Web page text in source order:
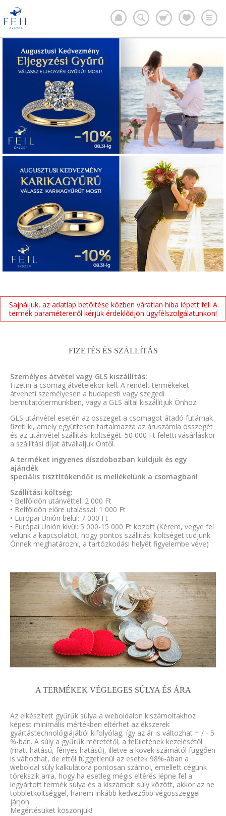
Sajnáljuk, az adatlap betöltése közben váratlan hiba lépett fel. A
termék paramétereiről kérjük érdeklődjön ügyfélszolgálatunkon!
FIZETÉS ÉS SZÁLLÍTÁS
Személyes átvétel vagy GLS kiszállítás:
Fizetni a csomag átvételekor kell. A rendelt termékeket
átveheti személyesen a budapesti vagy szegedi
bemutatótermünkben, vagy a GLS által kiszállítjuk Önhöz.
GLS utánvétel esetén az összeget a csomagot átadó futárnak
fizeti ki, amely együttesen tartalmazza az áruszámla összegét
és az utánvétel szállítási költségét. 50 000 Ft feletti vásárláskor
a szállítási díjat átvállaljuk Öntől.
A terméket ingyenes díszdobozban küldjük és egy
ajándék
speciális tisztítókendőt is mellékelünk a csomagban!
Szállítási költség:
• Belföldön utánvéttel: 2 000 Ft
• Belföldön előre utalással: 1 000 Ft
• Európai Unión belül: 7 000 Ft
• Európai Unión kívül: 5 000-15 000 Ft között (Kérem, vegye fel
velünk a kapcsolatot, hogy pontos szállítási költséget tudjunk
Önnek meghatározni, a tartózkodási helyét figyelembe véve)
A TERMÉKEK VÉGLEGES SÚLYA ÉS ÁRA
Az elkészített gyűrűk súlya a weboldalon kiszámoltakhoz
képest minimális mértékben eltérhet az ékszerek
gyártástechnológiájából kifolyólag, így az ár is változhat + / - 5
%-ban. A súly a gyűrűk méretétől, a felületének kezelésétől
(matt hatású, fényes hatású), illetve a kövek számától függően
is változhat, de ettől függetlenül az esetek 98%-ában a
weboldal súly kalkulátora pontosan számol, emellett cégünk
törekszik arra, hogy ha esetleg mégis eltérés lépne fel a
legyártott termék súlya és a kiszámolt súly között, akkor az ne
többletköltséggel, hanem inkább kedvezőbb végösszeggel
járjon.
Megértésüket köszönjük!